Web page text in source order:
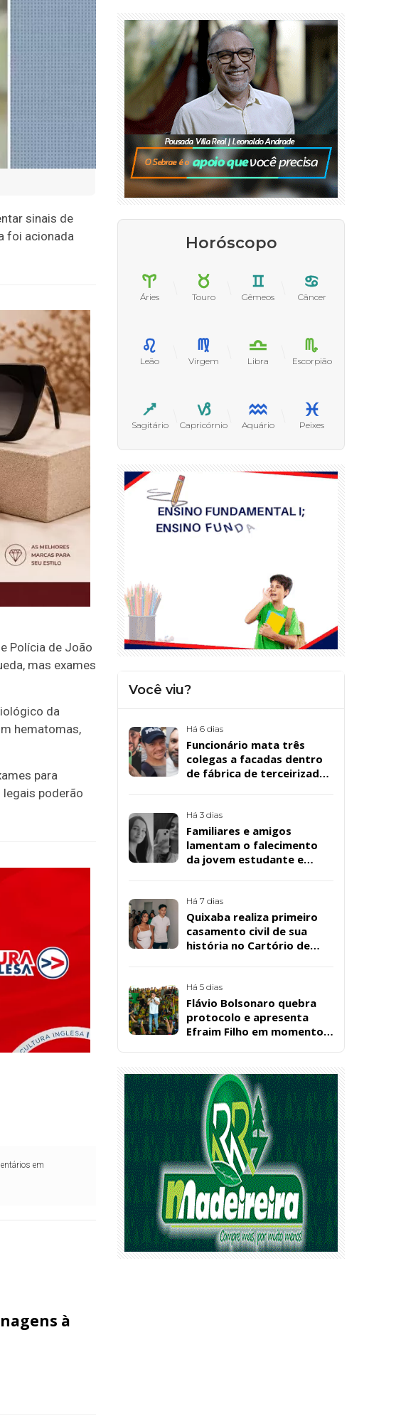
sinais de
foi acionada
Polícia de João
mas exames
da
hematomas,
para
poderão
em
à
Horóscopo
Áries Touro Gêmeos Câncer
Leão Virgem Libra Escorpião
Sagitário Capricórnio Aquário Peixes
Você viu?
Há 6 dias
Funcionário mata três
colegas a facadas dentro
de fábrica de terceirizada
Há 3 dias
Familiares e amigos
lamentam o falecimento
da jovem estudante e
Santos, em Patos
Há 7 dias
Quixaba realiza primeiro
casamento civil de sua
história no Cartório de
Há 5 dias
Flávio Bolsonaro quebra
protocolo e apresenta
Efraim Filho em momento